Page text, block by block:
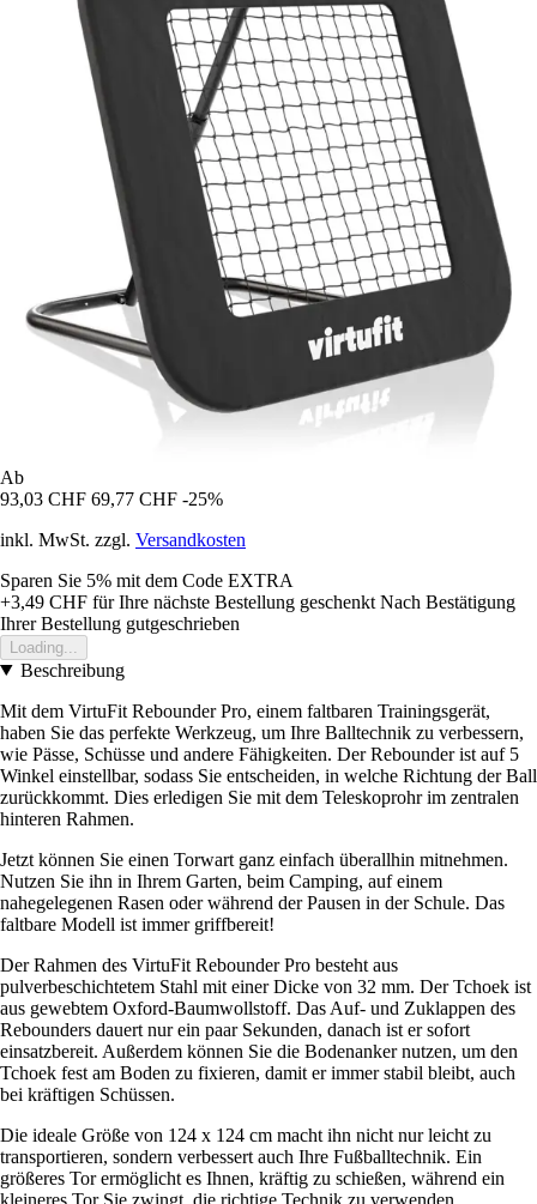
Ab
93,03 CHF 69,77 CHF -25%
inkl. MwSt. zzgl. Versandkosten
Sparen Sie 5% mit dem Code EXTRA
+3,49 CHF für Ihre nächste Bestellung geschenkt Nach Bestätigung
Ihrer Bestellung gutgeschrieben
Loading...
Beschreibung
Mit dem VirtuFit Rebounder Pro, einem faltbaren Trainingsgerät,
haben Sie das perfekte Werkzeug, um Ihre Balltechnik zu verbessern,
wie Pässe, Schüsse und andere Fähigkeiten. Der Rebounder ist auf 5
Winkel einstellbar, sodass Sie entscheiden, in welche Richtung der Ball
zurückkommt. Dies erledigen Sie mit dem Teleskoprohr im zentralen
hinteren Rahmen.
Jetzt können Sie einen Torwart ganz einfach überallhin mitnehmen.
Nutzen Sie ihn in Ihrem Garten, beim Camping, auf einem
nahegelegenen Rasen oder während der Pausen in der Schule. Das
faltbare Modell ist immer griffbereit!
Der Rahmen des VirtuFit Rebounder Pro besteht aus
pulverbeschichtetem Stahl mit einer Dicke von 32 mm. Der Tchoek ist
aus gewebtem Oxford-Baumwollstoff. Das Auf- und Zuklappen des
Rebounders dauert nur ein paar Sekunden, danach ist er sofort
einsatzbereit. Außerdem können Sie die Bodenanker nutzen, um den
Tchoek fest am Boden zu fixieren, damit er immer stabil bleibt, auch
bei kräftigen Schüssen.
Die ideale Größe von 124 x 124 cm macht ihn nicht nur leicht zu
transportieren, sondern verbessert auch Ihre Fußballtechnik. Ein
größeres Tor ermöglicht es Ihnen, kräftig zu schießen, während ein
kleineres Tor Sie zwingt, die richtige Technik zu verwenden.